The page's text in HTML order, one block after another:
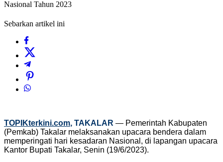
Nasional Tahun 2023
Sebarkan artikel ini
TOPIKterkini.com, TAKALAR — Pemerintah Kabupaten
(Pemkab) Takalar melaksanakan upacara bendera dalam
memperingati hari kesadaran Nasional, di lapangan upacara
Kantor Bupati Takalar, Senin (19/6/2023).